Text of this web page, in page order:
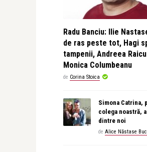
Radu Banciu: Ilie
de ras peste tot, Hagi
tampenii, Andreea
Monica Columbeanu
de Corina Stoica
Simona Catrina,
colega noastră,
dintre noi
de Alice Năstase